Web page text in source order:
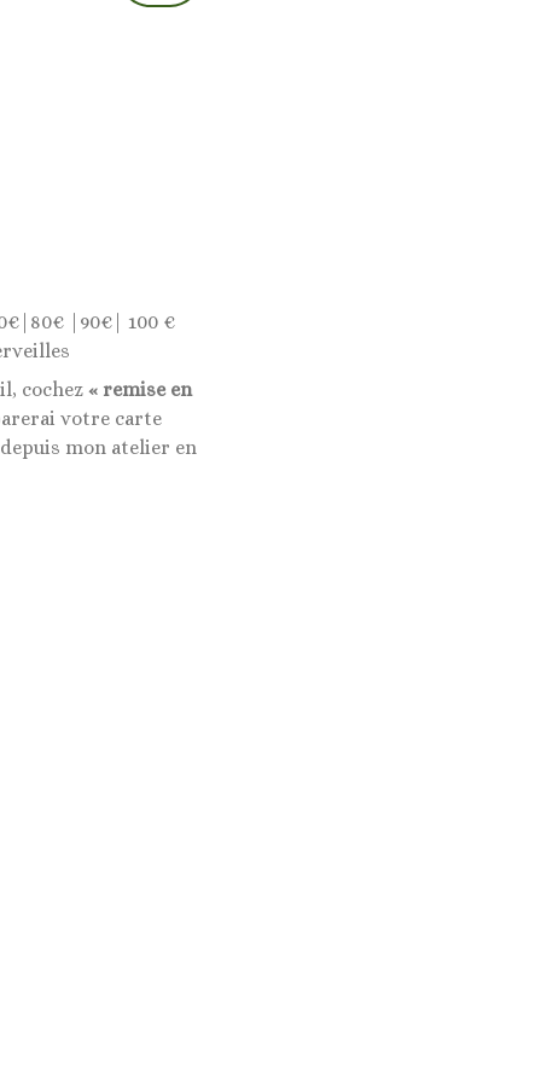
|90€| 100 €
cochez « remise en
votre carte
mon atelier en